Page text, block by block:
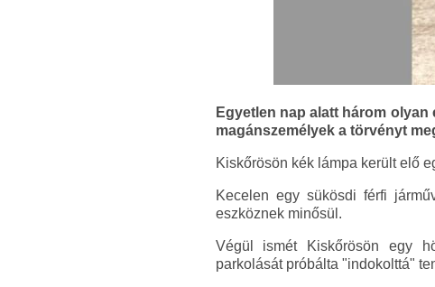
Egyetlen nap alatt három
magánszemélyek a törvényt
Kiskőrösön kék lámpa került elő
Kecelen egy sükösdi férfi
eszköznek minősül.
Végül ismét Kiskőrösön egy
parkolását próbálta "indokolttá"